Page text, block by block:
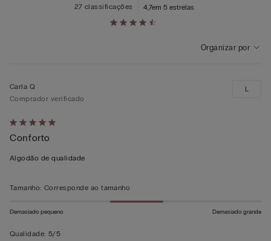
4,7em 5 estrelas
27 classificações
Organizar por
Atribuiu
5
em
Carla Q
Comprador verificado
Conforto
Algodão de qualidade
L
Tamanho: Corresponde ao tamanho
Demasiado pequeno Demasiado grande
Qualidade: 5/5